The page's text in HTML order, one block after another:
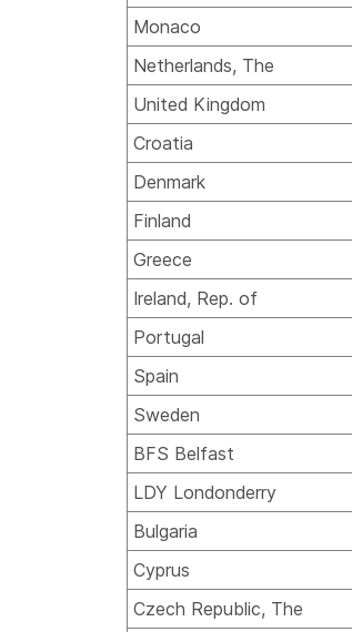
Monaco
Netherlands, The
United Kingdom
Croatia
Denmark
Finland
Greece
Ireland, Rep. of
Portugal
Spain
Sweden
BFS Belfast
LDY Londonderry
Bulgaria
Cyprus
Czech Republic, The